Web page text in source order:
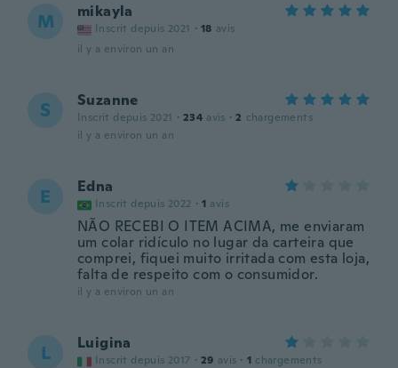
M mikayla
Inscrit depuis 2021 · 18 avis
il y a environ un an
S Suzanne
Inscrit depuis 2021 · 234 avis · 2 chargements
il y a environ un an
E Edna
Inscrit depuis 2022 · 1 avis
NÃO RECEBI O ITEM ACIMA, me enviaram
um colar ridículo no lugar da carteira que
comprei, fiquei muito irritada com esta loja,
falta de respeito com o consumidor.
il y a environ un an
L Luigina
Inscrit depuis 2017 · 29 avis · 1 chargements